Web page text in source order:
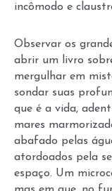
incômodo e
Observar os
abrir um livro
mergulhar em
sondar suas
que é a vida,
mares
abafado pelas
atordoados pela
espaço. Um